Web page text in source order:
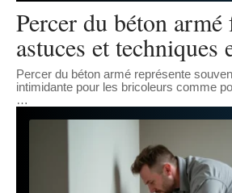
Percer du béton
astuces et techniques
Percer du béton armé représente
intimidante pour les bricoleurs comme
…